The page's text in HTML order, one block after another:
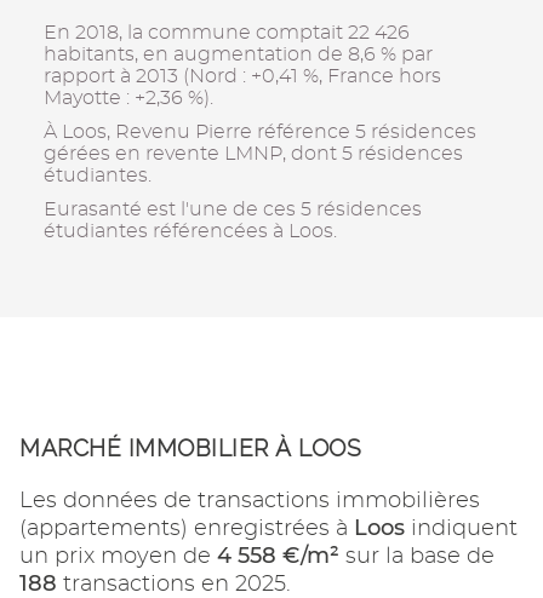
En 2018, la commune comptait 22 426
habitants, en augmentation de 8,6 % par
rapport à 2013 (Nord : +0,41 %, France hors
Mayotte : +2,36 %).
À Loos, Revenu Pierre référence 5 résidences
gérées en revente LMNP, dont 5 résidences
étudiantes.
Eurasanté est l'une de ces 5 résidences
étudiantes référencées à Loos.
MARCHÉ IMMOBILIER À LOOS
Les données de transactions immobilières
(appartements) enregistrées à Loos indiquent
un prix moyen de 4 558 €/m² sur la base de
188 transactions en 2025.